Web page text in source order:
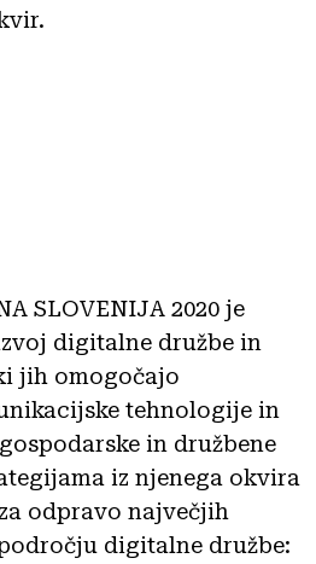
SLOVENIJA 2020 je
digitalne družbe in
jih omogočajo
tehnologije in
in družbene
iz njenega okvira
odpravo največjih
digitalne družbe: